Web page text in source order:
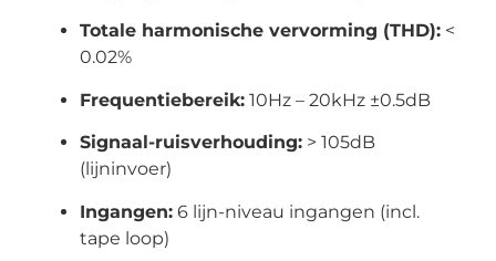
Totale harmonische vervorming (THD): <
0.02%
Frequentiebereik: 10Hz – 20kHz ±0.5dB
Signaal-ruisverhouding: > 105dB
(lijninvoer)
Ingangen: 6 lijn-niveau ingangen (incl.
tape loop)